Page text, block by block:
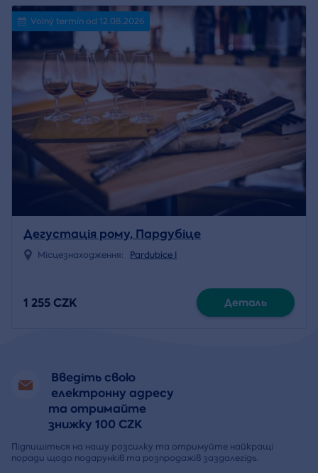
Volný termín od 12.08.2026
Дегустація рому, Пардубіце
Місцезнаходження: Pardubice I
1 255 CZK Деталь
Введіть свою
електронну адресу
та отримайте
знижку 100 CZK
Підпишіться на нашу розсилку та отримуйте найкращі
поради щодо подарунків та розпродажів заздалегідь.